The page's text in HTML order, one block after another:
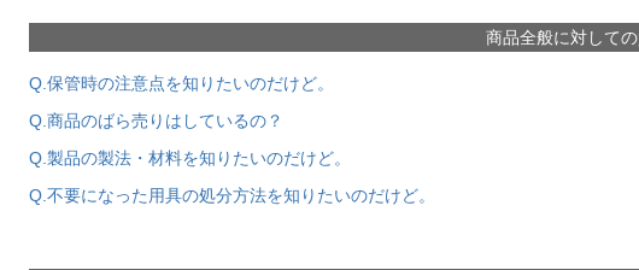
商品全般に対して
Q.保管時の注意点を知りたいのだけど。
Q.商品のばら売りはしているの？
Q.製品の製法・材料を知りたいのだけど。
Q.不要になった用具の処分方法を知りたいのだけど。